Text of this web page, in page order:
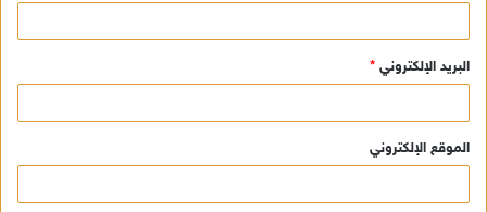
البريد الإلكتروني *
الموقع الإلكتروني